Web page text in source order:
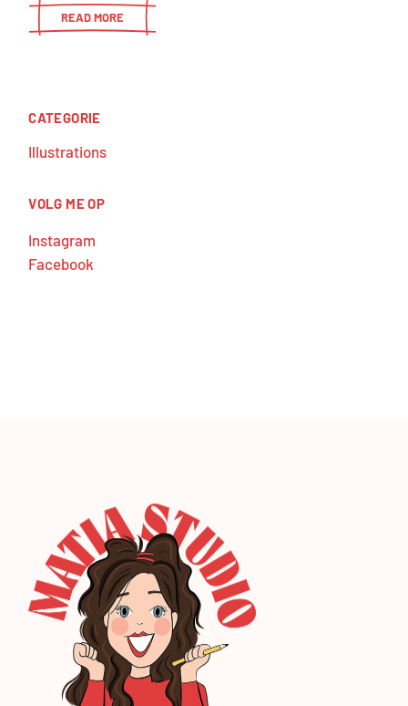
READ MORE
CATEGORIE
Illustrations
VOLG ME OP
Instagram
Facebook